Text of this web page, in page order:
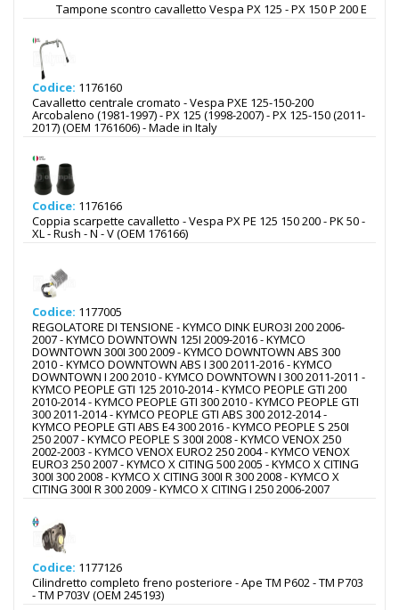
Tampone scontro cavalletto Vespa PX 125 - PX 150 P 200 E
Codice: 1176160
Cavalletto centrale cromato - Vespa PXE 125-150-200
Arcobaleno (1981-1997) - PX 125 (1998-2007) - PX 125-150 (2011-
2017) (OEM 1761606) - Made in Italy
Codice: 1176166
Coppia scarpette cavalletto - Vespa PX PE 125 150 200 - PK 50 -
XL - Rush - N - V (OEM 176166)
Codice: 1177005
REGOLATORE DI TENSIONE - KYMCO DINK EURO3I 200 2006-
2007 - KYMCO DOWNTOWN 125I 2009-2016 - KYMCO
DOWNTOWN 300I 300 2009 - KYMCO DOWNTOWN ABS 300
2010 - KYMCO DOWNTOWN ABS I 300 2011-2016 - KYMCO
DOWNTOWN I 200 2010 - KYMCO DOWNTOWN I 300 2011-2011 -
KYMCO PEOPLE GTI 125 2010-2014 - KYMCO PEOPLE GTI 200
2010-2014 - KYMCO PEOPLE GTI 300 2010 - KYMCO PEOPLE GTI
300 2011-2014 - KYMCO PEOPLE GTI ABS 300 2012-2014 -
KYMCO PEOPLE GTI ABS E4 300 2016 - KYMCO PEOPLE S 250I
250 2007 - KYMCO PEOPLE S 300I 2008 - KYMCO VENOX 250
2002-2003 - KYMCO VENOX EURO2 250 2004 - KYMCO VENOX
EURO3 250 2007 - KYMCO X CITING 500 2005 - KYMCO X CITING
300I 300 2008 - KYMCO X CITING 300I R 300 2008 - KYMCO X
CITING 300I R 300 2009 - KYMCO X CITING I 250 2006-2007
Codice: 1177126
Cilindretto completo freno posteriore - Ape TM P602 - TM P703
- TM P703V (OEM 245193)